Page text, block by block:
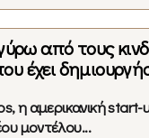
από τους
έχει
η αμερικανική
μοντέλου...